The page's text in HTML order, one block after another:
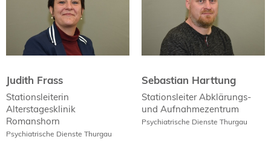
Judith Frass
Stationsleiterin
Alterstagesklinik
Romanshorn
Psychiatrische Dienste Thurgau
Sebastian Harttung
Stationsleiter Abklärungs-
und Aufnahmezentrum
Psychiatrische Dienste Thurgau